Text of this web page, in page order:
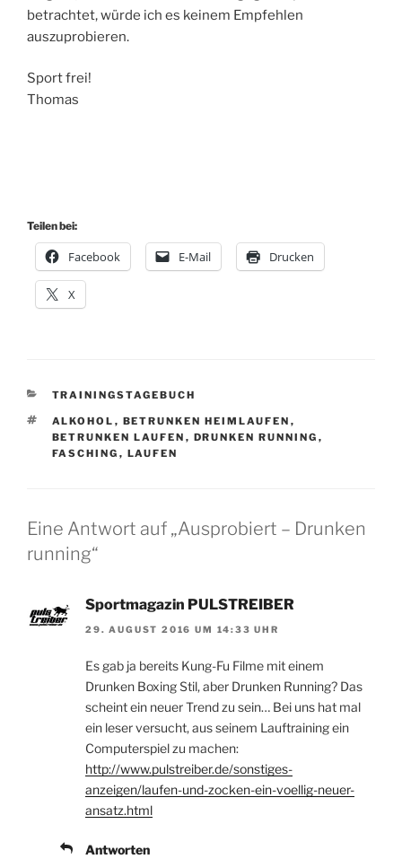
betrachtet, würde ich es keinem Empfehlen
auszuprobieren.
Sport frei!
Thomas
Teilen bei:
Facebook E-Mail Drucken
X
KATEGORIEN
TRAININGSTAGEBUCH
SCHLAGWÖRTER
ALKOHOL , BETRUNKEN HEIMLAUFEN ,
BETRUNKEN LAUFEN , DRUNKEN RUNNING ,
FASCHING , LAUFEN
Eine Antwort auf „Ausprobiert – Drunken
running“
Sportmagazin PULSTREIBER
29. AUGUST 2016 UM 14:33 UHR
Es gab ja bereits Kung-Fu Filme mit einem
Drunken Boxing Stil, aber Drunken Running? Das
scheint ein neuer Trend zu sein… Bei uns hat mal
ein leser versucht, aus seinem Lauftraining ein
Computerspiel zu machen:
http://www.pulstreiber.de/sonstiges-
anzeigen/laufen-und-zocken-ein-voellig-neuer-
ansatz.html
Antworten